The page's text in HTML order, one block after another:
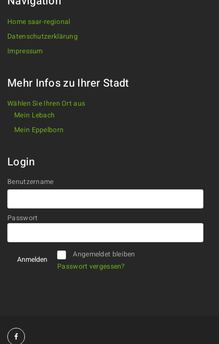
Home saar-regional
Datenschutzerklärung
Impressum
Mehr Infos zu Ihrer Stadt
Wählen Sie Ihren Ort aus
Mein Lebach
Mein Eppelborn
Login
Benutzername
Passwort
Angemeldet bleiben
Passwort vergessen?